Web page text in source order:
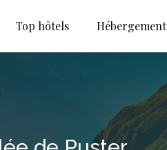
Top hôtels Hébergement